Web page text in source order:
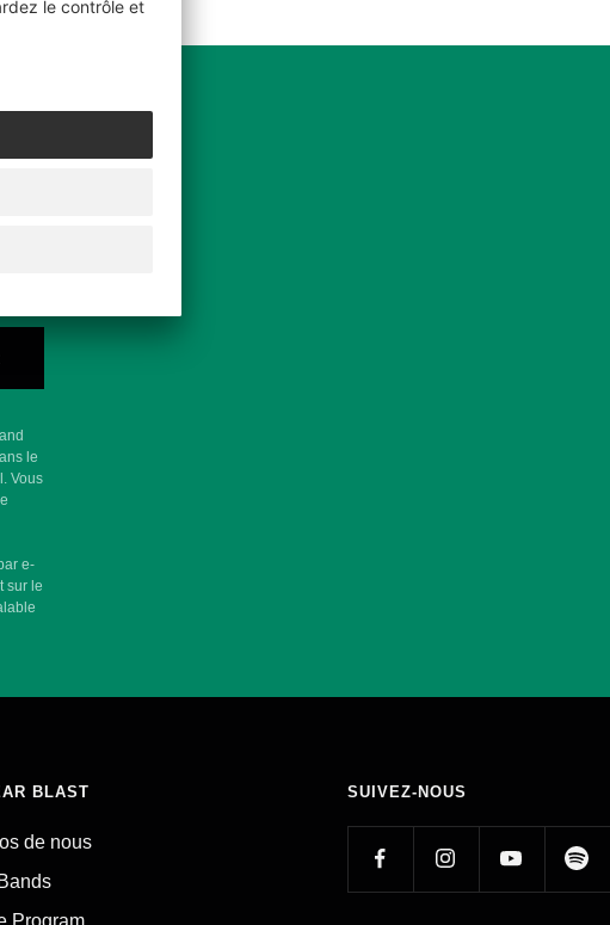
le
Vous
e-
sur le
BLAST
de nous
Program
SUIVEZ-NOUS